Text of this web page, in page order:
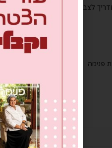
לצביעת שיער ביתית!
פנימה